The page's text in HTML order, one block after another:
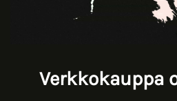
Verkkokauppa